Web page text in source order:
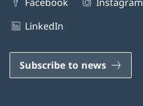
LinkedIn
Subscribe to news